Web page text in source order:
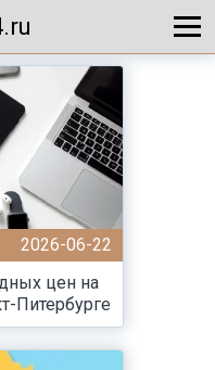
2026-06-22
цен на
Питербурге